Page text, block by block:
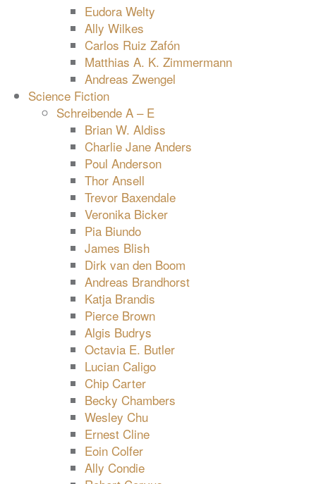
Eudora Welty
Ally Wilkes
Carlos Ruiz Zafón
Matthias A. K. Zimmermann
Andreas Zwengel
Science Fiction
Schreibende A – E
Brian W. Aldiss
Charlie Jane Anders
Poul Anderson
Thor Ansell
Trevor Baxendale
Veronika Bicker
Pia Biundo
James Blish
Dirk van den Boom
Andreas Brandhorst
Katja Brandis
Pierce Brown
Algis Budrys
Octavia E. Butler
Lucian Caligo
Chip Carter
Becky Chambers
Wesley Chu
Ernest Cline
Eoin Colfer
Ally Condie